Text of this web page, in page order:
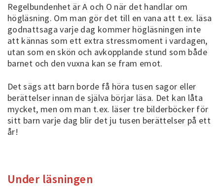
Regelbundenhet är A och O när det handlar om
högläsning. Om man gör det till en vana att t.ex. läsa
godnattsaga varje dag kommer högläsningen inte
att kännas som ett extra stressmoment i vardagen,
utan som en skön och avkopplande stund som både
barnet och den vuxna kan se fram emot.
Det sägs att barn borde få höra tusen sagor eller
berättelser innan de själva börjar läsa. Det kan låta
mycket, men om man t.ex. läser tre bilderböcker för
sitt barn varje dag blir det ju tusen berättelser på ett
år!
Under läsningen